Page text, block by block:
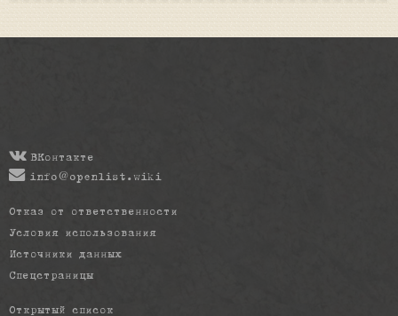
ВКонтакте
info@openlist.wiki
Отказ от ответственности
Условия использования
Источники данных
Спецстраницы
Открытый список